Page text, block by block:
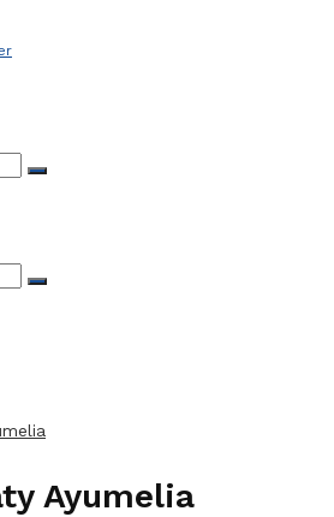
Ayumelia